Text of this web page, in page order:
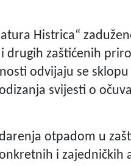
Histrica“
drugih zaštićenih
odvijaju se
svijesti o
otpadom u
i zajedničkih